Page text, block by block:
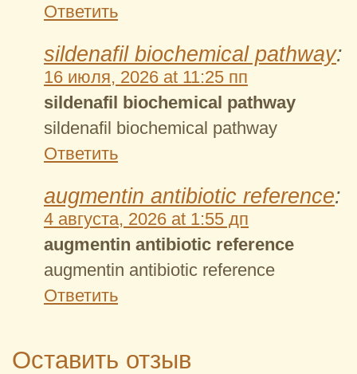
Ответить
sildenafil biochemical pathway:
16 июля, 2026 at 11:25 пп
sildenafil biochemical pathway
sildenafil biochemical pathway
Ответить
augmentin antibiotic reference:
4 августа, 2026 at 1:55 дп
augmentin antibiotic reference
augmentin antibiotic reference
Ответить
Оставить отзыв